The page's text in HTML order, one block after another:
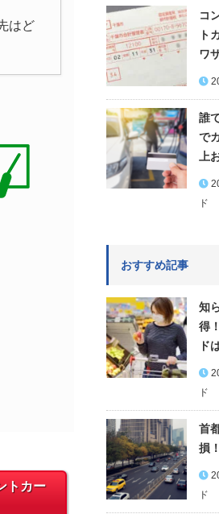
はど
トカー
コ
ト
ワ
誰
で
上
ド
おすすめ記事
知
得
ド
ド
首
損
ド